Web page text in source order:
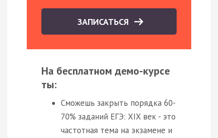
ЗАПИСАТЬСЯ
На бесплатном демо-курсе
ты:
Сможешь закрыть порядка 60-
70% заданий ЕГЭ: XIX век - это
частотная тема на экзамене и